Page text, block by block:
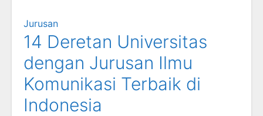
Jurusan
14 Deretan Universitas
dengan Jurusan Ilmu
Komunikasi Terbaik di
Indonesia